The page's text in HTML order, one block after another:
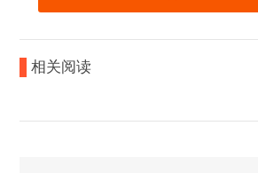
相关阅读